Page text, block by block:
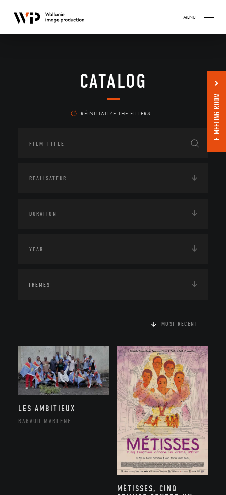
MENU
CATALOG
RÉINITIALIZE THE FILTERS
THEMES
MOST RECENT
LES AMBITIEUX
RABAUD MARLÈNE
MÉTISSES, CINQ
E-MEETING ROOM